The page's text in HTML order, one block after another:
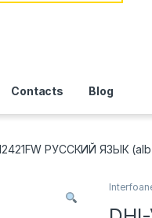
Contacts Blog
РУССКИЙ ЯЗЫК